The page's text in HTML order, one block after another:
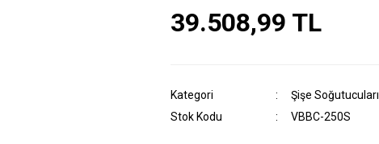
39.508,99 TL
Kategori
Şişe Soğutucuları
Stok Kodu
VBBC-250S